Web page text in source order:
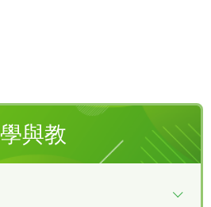
學與教